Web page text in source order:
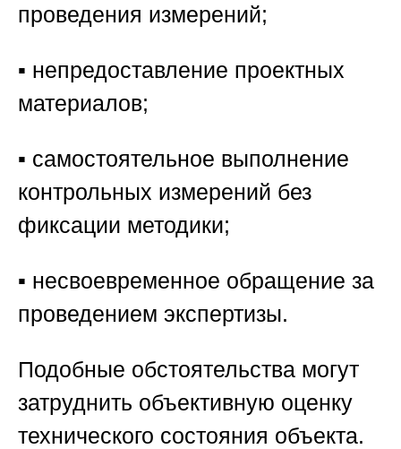
проведения измерений;
▪️ непредоставление проектных
материалов;
▪️ самостоятельное выполнение
контрольных измерений без
фиксации методики;
▪️ несвоевременное обращение за
проведением экспертизы.
Подобные обстоятельства могут
затруднить объективную оценку
технического состояния объекта.